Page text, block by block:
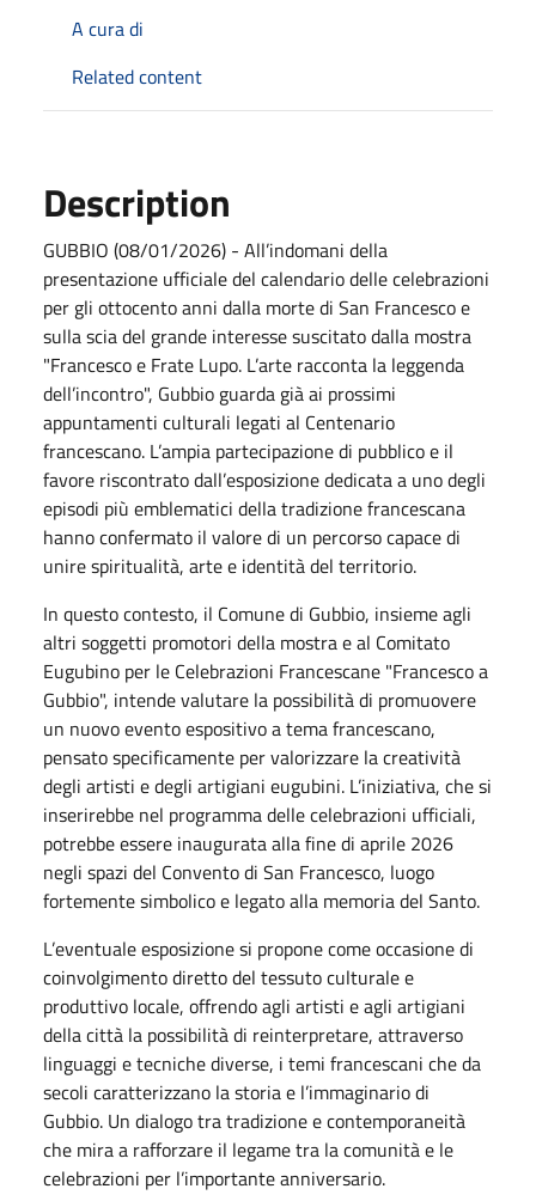
A cura di
Related content
Description
GUBBIO (08/01/2026) - All’indomani della
presentazione ufficiale del calendario delle celebrazioni
per gli ottocento anni dalla morte di San Francesco e
sulla scia del grande interesse suscitato dalla mostra
"Francesco e Frate Lupo. L’arte racconta la leggenda
dell’incontro", Gubbio guarda già ai prossimi
appuntamenti culturali legati al Centenario
francescano. L’ampia partecipazione di pubblico e il
favore riscontrato dall’esposizione dedicata a uno degli
episodi più emblematici della tradizione francescana
hanno confermato il valore di un percorso capace di
unire spiritualità, arte e identità del territorio.
In questo contesto, il Comune di Gubbio, insieme agli
altri soggetti promotori della mostra e al Comitato
Eugubino per le Celebrazioni Francescane "Francesco a
Gubbio", intende valutare la possibilità di promuovere
un nuovo evento espositivo a tema francescano,
pensato specificamente per valorizzare la creatività
degli artisti e degli artigiani eugubini. L’iniziativa, che si
inserirebbe nel programma delle celebrazioni ufficiali,
potrebbe essere inaugurata alla fine di aprile 2026
negli spazi del Convento di San Francesco, luogo
fortemente simbolico e legato alla memoria del Santo.
L’eventuale esposizione si propone come occasione di
coinvolgimento diretto del tessuto culturale e
produttivo locale, offrendo agli artisti e agli artigiani
della città la possibilità di reinterpretare, attraverso
linguaggi e tecniche diverse, i temi francescani che da
secoli caratterizzano la storia e l’immaginario di
Gubbio. Un dialogo tra tradizione e contemporaneità
che mira a rafforzare il legame tra la comunità e le
celebrazioni per l’importante anniversario.